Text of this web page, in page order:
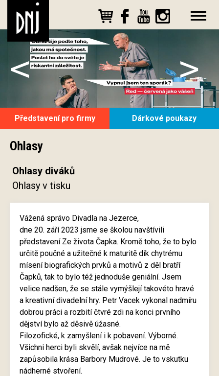
< >
Představení pro firmy Dárkové poukazy
Ohlasy
Ohlasy diváků
Ohlasy v tisku
Vážená správo Divadla na Jezerce,
dne 20. září 2023 jsme se školou navštívili
představení Ze života Čapka. Kromě toho, že to bylo
určitě poučné a užitečné k maturitě dík chytrému
mísení biografických prvků a motivů z děl bratří
Čapků, tak to bylo též jednoduše geniální. Jsem
velice nadšen, že se stále vymýšlejí takovéto hravé
a kreativní divadelní hry. Petr Vacek vykonal nadmíru
dobrou práci a rozbití čtvré zdi na konci prvního
dějství bylo až děsivě úžasné.
Filozofické, k zamyšlení i k pobavení. Výborné.
Všichni herci byli skvělí, avšak nejvíce na mě
zapůsobila krása Barbory Mudrové. Je to vskutku
nádherné stvoření.